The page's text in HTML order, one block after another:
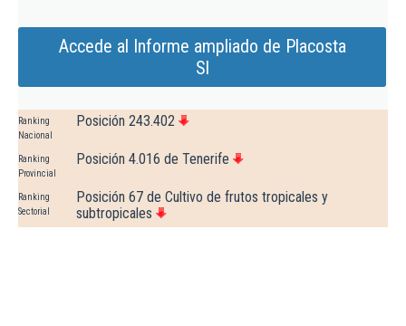
Accede al Informe ampliado de Placosta
Sl
Ranking
Nacional
Posición 243.402
Ranking
Provincial
Posición 4.016 de Tenerife
Ranking
Sectorial
Posición 67 de Cultivo de frutos tropicales y
subtropicales